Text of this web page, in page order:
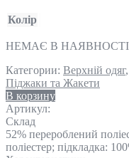
Колір
НЕМАЄ В НАЯВНОСТІ
Категории: Верхній одяг,
Піджаки та Жакети
В корзину
Артикул:
Склад
52% перероблений
поліестер; підкладка: